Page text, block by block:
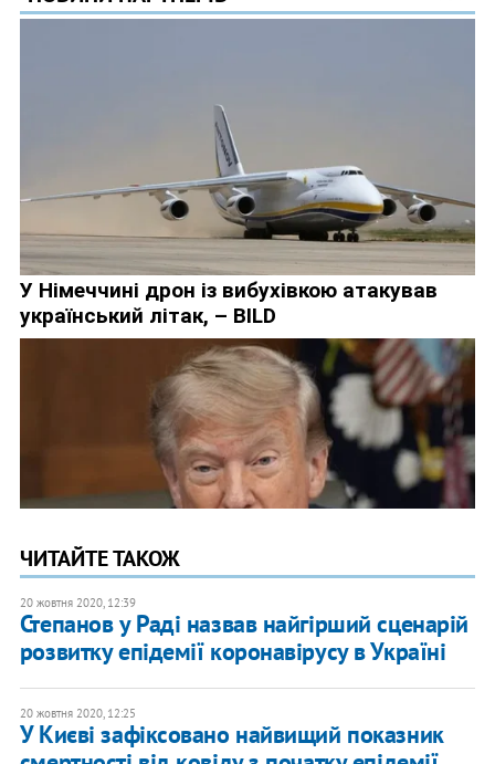
ЧИТАЙТЕ ТАКОЖ
20 жовтня 2020, 12:39
Степанов у Раді назвав найгірший сценарій
розвитку епідемії коронавірусу в Україні
20 жовтня 2020, 12:25
У Києві зафіксовано найвищий показник